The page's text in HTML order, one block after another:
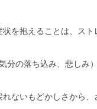
状を抱えることは、スト
分の落ち込み、悲しみ
ないもどかしさから